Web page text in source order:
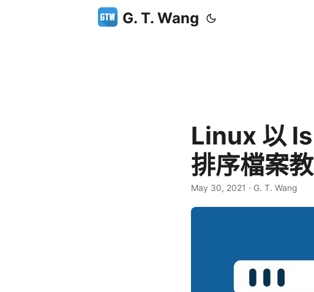
G. T. Wang
Linux 以
排序檔案
May 30, 2021 · G. T. Wang